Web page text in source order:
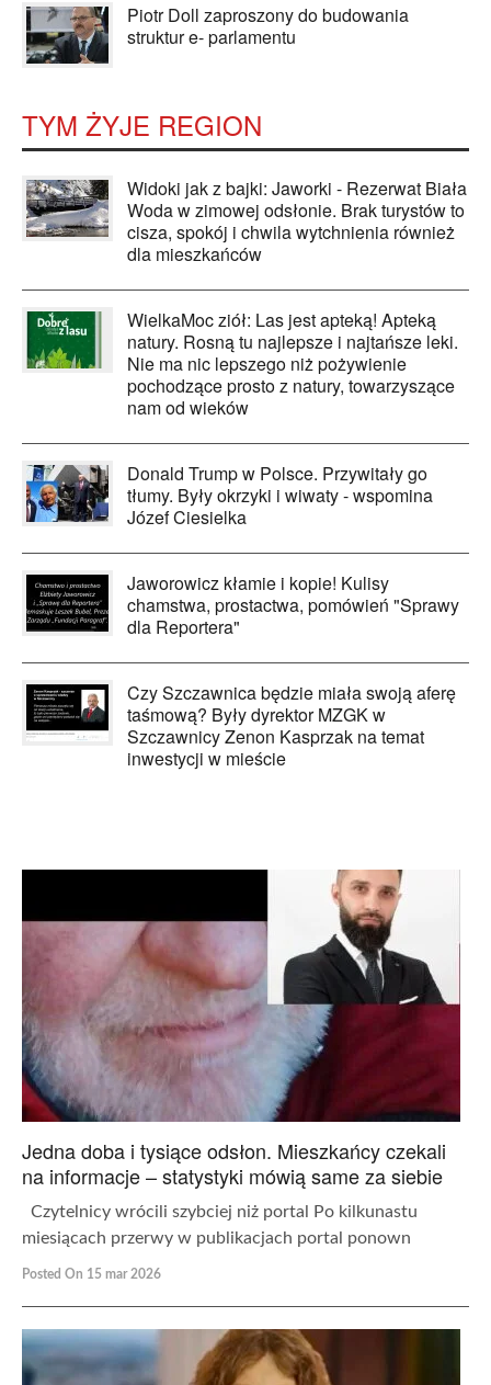
Piotr Doll zaproszony do budowania
struktur e- parlamentu
TYM ŻYJE REGION
Widoki jak z bajki: Jaworki - Rezerwat Biała
Woda w zimowej odsłonie. Brak turystów to
cisza, spokój i chwila wytchnienia również
dla mieszkańców
WielkaMoc ziół: Las jest apteką! Apteką
natury. Rosną tu najlepsze i najtańsze leki.
Nie ma nic lepszego niż pożywienie
pochodzące prosto z natury, towarzyszące
nam od wieków
Donald Trump w Polsce. Przywitały go
tłumy. Były okrzyki i wiwaty - wspomina
Józef Ciesielka
Jaworowicz kłamie i kopie! Kulisy
chamstwa, prostactwa, pomówień "Sprawy
dla Reportera"
Czy Szczawnica będzie miała swoją aferę
taśmową? Były dyrektor MZGK w
Szczawnicy Zenon Kasprzak na temat
inwestycji w mieście
Jedna doba i tysiące odsłon. Mieszkańcy czekali
na informacje – statystyki mówią same za siebie
Czytelnicy wrócili szybciej niż portal Po kilkunastu
miesiącach przerwy w publikacjach portal ponown
Posted On 15 mar 2026